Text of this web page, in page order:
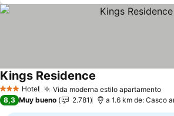
3 Estrellas
Hotel Vida moderna estilo apartamento
Kings Residence
8,3 Muy bueno 2.781 a 1.6 km de: Casco